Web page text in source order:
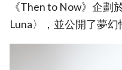
《Then to Now》企劃
Luna〉，並公開了夢幻